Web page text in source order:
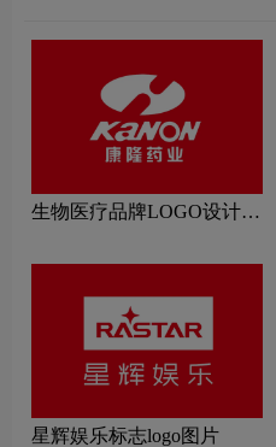
生物医疗品牌LOGO设计理
星辉娱乐标志logo图片